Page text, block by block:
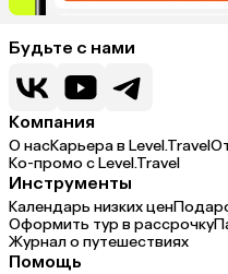
Будьте с нами
Компания
О насКарьера в Level.Travel
Ко-промо с Level.Travel
Инструменты
Календарь низких цен
Оформить тур в рассрочку
Журнал о путешествиях
Помощь